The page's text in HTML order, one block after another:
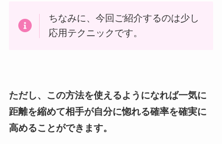
ちなみに、今回ご紹介するのは少し
応用テクニックです。
ただし、この方法を使えるようになれば一気に
距離を縮めて相手が自分に惚れる確率を確実に
高めることができます。